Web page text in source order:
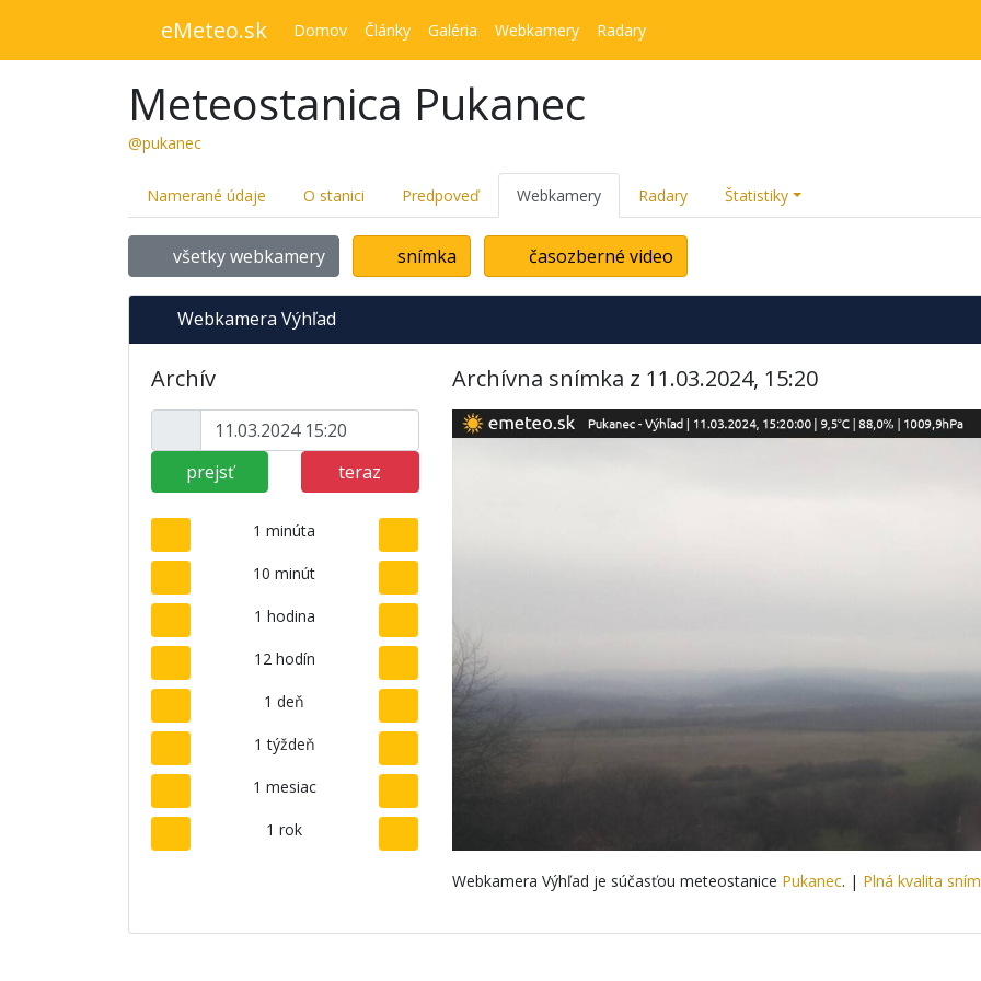
eMeteo.sk Domov Články Galéria Webkamery Radary
Meteostanica Pukanec
@pukanec
Namerané údaje O stanici Predpoveď Webkamery Radary Štatistiky
všetky webkamery snímka časozberné video
Webkamera Výhľad
Archív
prejsť teraz
1 minúta
10 minút
1 hodina
12 hodín
1 deň
1 týždeň
1 mesiac
1 rok
Archívna snímka z 11.03.2024, 15:20
Webkamera Výhľad je súčasťou meteostanice Pukanec. | Plná kvalita